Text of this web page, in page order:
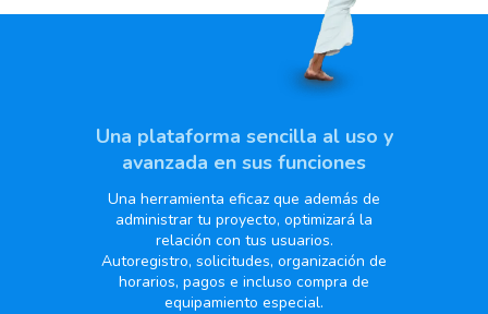
Una plataforma sencilla al uso y
avanzada en sus funciones
Una herramienta eficaz que además de
administrar tu proyecto, optimizará la
relación con tus usuarios.
Autoregistro, solicitudes, organización de
horarios, pagos e incluso compra de
equipamiento especial.